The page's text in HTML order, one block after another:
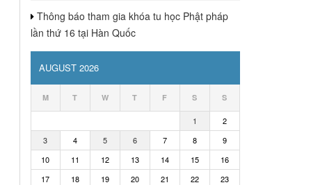
Thông báo tham gia khóa tu học Phật pháp
lần thứ 16 tại Hàn Quốc
AUGUST 2026
M T W T F S S
1
2
3
4 5 6 7 8
9
10
11 12 13 14 15
16
17
18 19 20 21 22
23